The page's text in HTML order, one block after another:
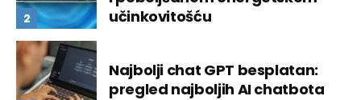
učinkovitošću
Najbolji chat GPT besplatan:
pregled najboljih AI chatbota